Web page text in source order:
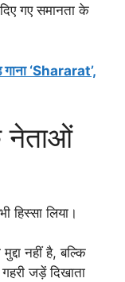
दिए गए समानता के
गाना ‘Shararat’,
नेताओं
हिस्सा लिया।
नहीं है, बल्कि
जड़ें दिखाता